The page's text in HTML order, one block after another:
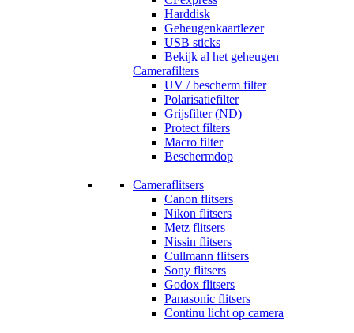
Harddisk
Geheugenkaartlezer
USB sticks
Bekijk al het geheugen
Camerafilters
UV / bescherm filter
Polarisatiefilter
Grijsfilter (ND)
Protect filters
Macro filter
Beschermdop
Cameraflitsers
Canon flitsers
Nikon flitsers
Metz flitsers
Nissin flitsers
Cullmann flitsers
Sony flitsers
Godox flitsers
Panasonic flitsers
Continu licht op camera